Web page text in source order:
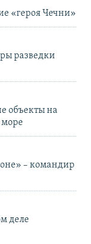
«героя Чечни»
разведки
объекты на
– командир
деле